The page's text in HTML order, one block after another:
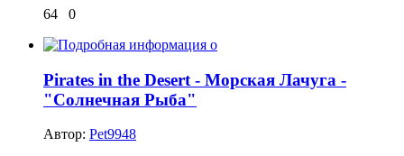
64
0
Pirates in the Desert - Морская Лачуга -
"Солнечная Рыба"
Автор: Pet9948